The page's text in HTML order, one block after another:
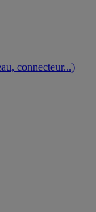
connecteur...)